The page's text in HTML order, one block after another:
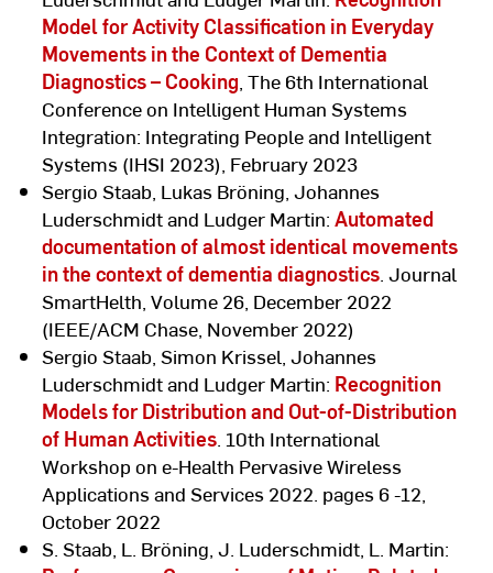
Model for Activity Classification in Everyday
Movements in the Context of Dementia
Diagnostics – Cooking, The 6th International
Conference on Intelligent Human Systems
Integration: Integrating People and Intelligent
Systems (IHSI 2023), February 2023
Sergio Staab, Lukas Bröning, Johannes
Luderschmidt and Ludger Martin: Automated
documentation of almost identical movements
in the context of dementia diagnostics. Journal
SmartHelth, Volume 26, December 2022
(IEEE/ACM Chase, November 2022)
Sergio Staab, Simon Krissel, Johannes
Luderschmidt and Ludger Martin: Recognition
Models for Distribution and Out-of-Distribution
of Human Activities. 10th International
Workshop on e-Health Pervasive Wireless
Applications and Services 2022. pages 6 -12,
October 2022
S. Staab, L. Bröning, J. Luderschmidt, L. Martin: